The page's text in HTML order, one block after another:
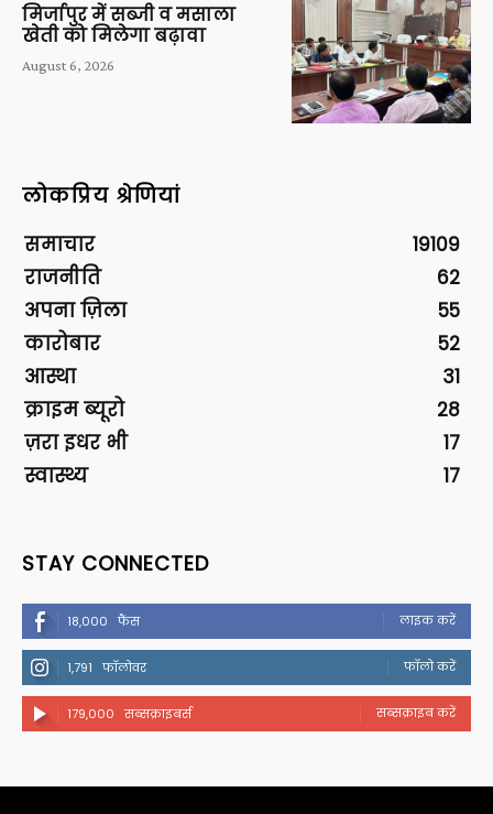
मिर्जापुर में सब्जी व मसाला
खेती को मिलेगा बढ़ावा
August 6, 2026
लोकप्रिय श्रेणियां
समाचार
19109
राजनीति
62
अपना ज़िला
55
कारोबार
52
आस्था
31
क्राइम ब्यूरो
28
ज़रा इधर भी
17
स्वास्थ्य
17
STAY CONNECTED
18,000 फैंस लाइक करें
1,791 फॉलोवर फॉलो करें
179,000 सब्सक्राइबर्स सब्सक्राइब करें